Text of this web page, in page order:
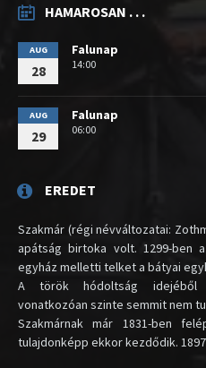
HAMAROSAN . . .
AUG
28
Falunap
14:00
AUG
29
Falunap
06:00
EREDET
Szakmár (régi névváltozatai:
apátság birtoka volt. 1299-ben
egyház melletti telket a bátyai
A török hódoltság idejéből
vonatkozóan szinte semmit nem
Szakmárnak már 1831-ben
tulajdonképp ekkor kezdődik.